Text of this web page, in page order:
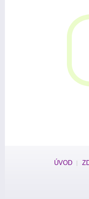
ÚVOD